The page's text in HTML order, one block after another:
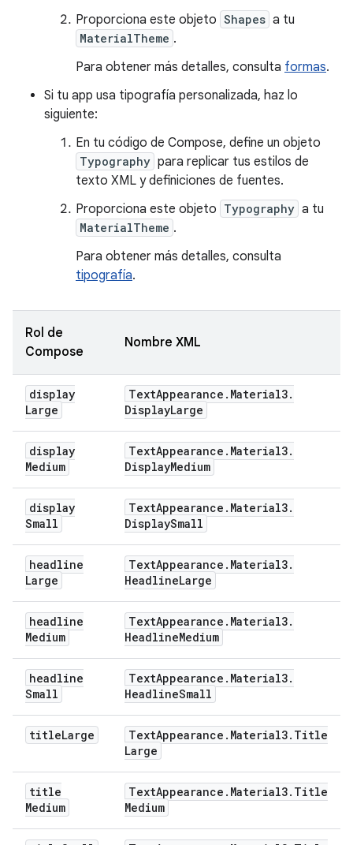
Proporciona este objeto Shapes a tu
MaterialTheme .
Para obtener más detalles, consulta formas.
Si tu app usa tipografía personalizada, haz lo
siguiente:
En tu código de Compose, define un objeto
Typography para replicar tus estilos de
texto XML y definiciones de fuentes.
Proporciona este objeto Typography a tu
MaterialTheme .
Para obtener más detalles, consulta
tipografía.
Rol de
Compose
Nombre XML
display
Large
TextAppearance . Material3.
DisplayLarge
display
Medium
TextAppearance . Material3.
DisplayMedium
display
Small
TextAppearance . Material3.
DisplaySmall
headline
Large
TextAppearance . Material3.
HeadlineLarge
headline
Medium
TextAppearance . Material3.
HeadlineMedium
headline
Small
TextAppearance . Material3.
HeadlineSmall
titleLarge TextAppearance . Material3. Title
Large
title
Medium
TextAppearance . Material3. Title
Medium